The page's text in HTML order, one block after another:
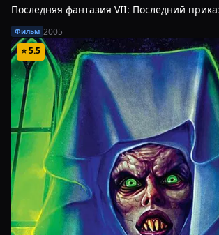
Последняя фантазия VII: Последний
Фильм 2005
⭐5.5